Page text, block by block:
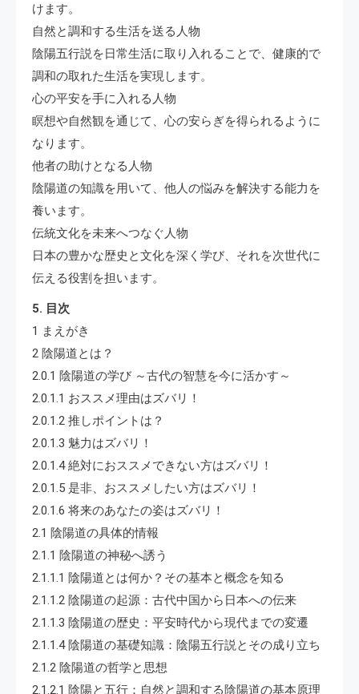
けます。
自然と調和する生活を送る人物
陰陽五行説を日常生活に取り入れることで、健康的で
調和の取れた生活を実現します。
心の平安を手に入れる人物
瞑想や自然観を通じて、心の安らぎを得られるように
なります。
他者の助けとなる人物
陰陽道の知識を用いて、他人の悩みを解決する能力を
養います。
伝統文化を未来へつなぐ人物
日本の豊かな歴史と文化を深く学び、それを次世代に
伝える役割を担います。
5. 目次
1 まえがき
2 陰陽道とは？
2.0.1 陰陽道の学び ～古代の智慧を今に活かす～
2.0.1.1 おススメ理由はズバリ！
2.0.1.2 推しポイントは？
2.0.1.3 魅力はズバリ！
2.0.1.4 絶対におススメできない方はズバリ！
2.0.1.5 是非、おススメしたい方はズバリ！
2.0.1.6 将来のあなたの姿はズバリ！
2.1 陰陽道の具体的情報
2.1.1 陰陽道の神秘へ誘う
2.1.1.1 陰陽道とは何か？その基本と概念を知る
2.1.1.2 陰陽道の起源：古代中国から日本への伝来
2.1.1.3 陰陽道の歴史：平安時代から現代までの変遷
2.1.1.4 陰陽道の基礎知識：陰陽五行説とその成り立ち
2.1.2 陰陽道の哲学と思想
2.1.2.1 陰陽と五行：自然と調和する陰陽道の基本原理